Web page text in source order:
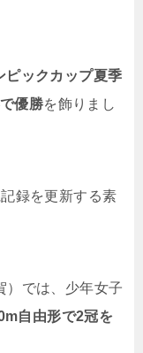
ピックカップ夏季
優勝を飾りまし
録を更新する素
）では、少年女子
自由形で2冠を